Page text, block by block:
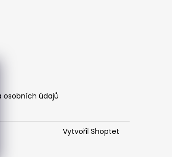
osobních údajů
Vytvořil Shoptet